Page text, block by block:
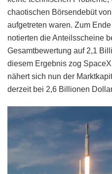
chaotischen Börsendebüt
aufgetreten waren. Zum
notierten die Anteilsscheine
Gesamtbewertung auf 2,1
diesem Ergebnis zog
nähert sich nun der
derzeit bei 2,6 Billionen